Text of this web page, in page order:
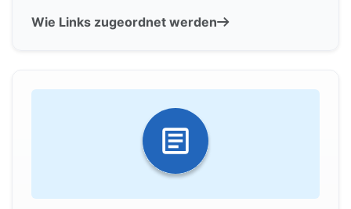
Wie Links zugeordnet werden